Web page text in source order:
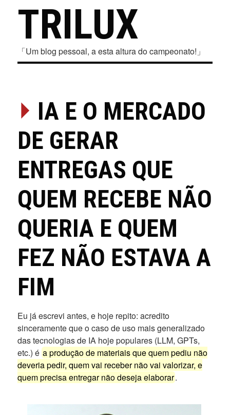
TRILUX
「Um blog pessoal, a esta altura do campeonato!」
⏵ IA E O MERCADO
DE GERAR
ENTREGAS QUE
QUEM RECEBE NÃO
QUERIA E QUEM
FEZ NÃO ESTAVA A
FIM
Eu já escrevi antes, e hoje repito: acredito
sinceramente que o caso de uso mais generalizado
das tecnologias de IA hoje populares (LLM, GPTs,
etc.) é a produção de materiais que quem pediu não
deveria pedir, quem vai receber não vai valorizar, e
quem precisa entregar não deseja elaborar.